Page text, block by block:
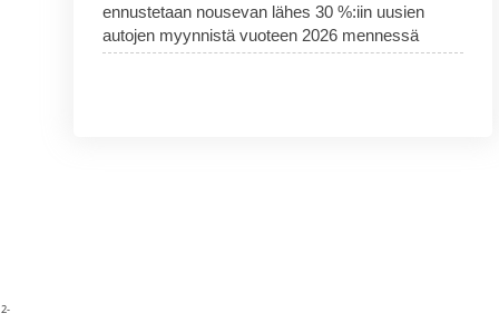
ennustetaan nousevan lähes 30 %:iin uusien
autojen myynnistä vuoteen 2026 mennessä